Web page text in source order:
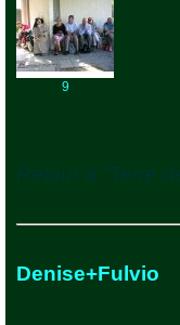
9
Retour à "Terre
Denise+Fulvio